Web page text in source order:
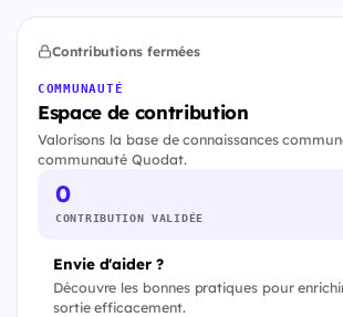
Contributions fermées
COMMUNAUTÉ
Espace de contribution
Valorisons la base de connaissances
communauté Quodat.
0
CONTRIBUTION VALIDÉE
Envie d'aider ?
Découvre les bonnes pratiques pour
sortie efficacement.